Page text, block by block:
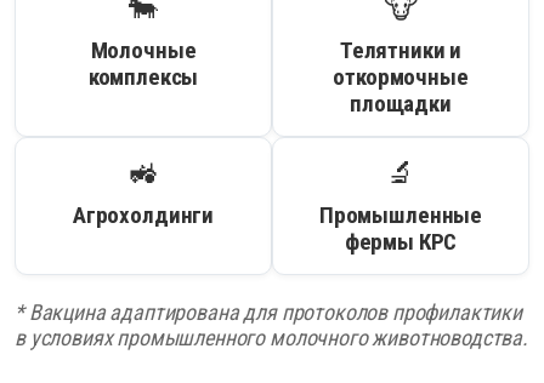
🐄
Молочные
комплексы
🐮
Телятники и
откормочные
площадки
🚜
Агрохолдинги
🔬
Промышленные
фермы КРС
* Вакцина адаптирована для протоколов профилактики
в условиях промышленного молочного животноводства.